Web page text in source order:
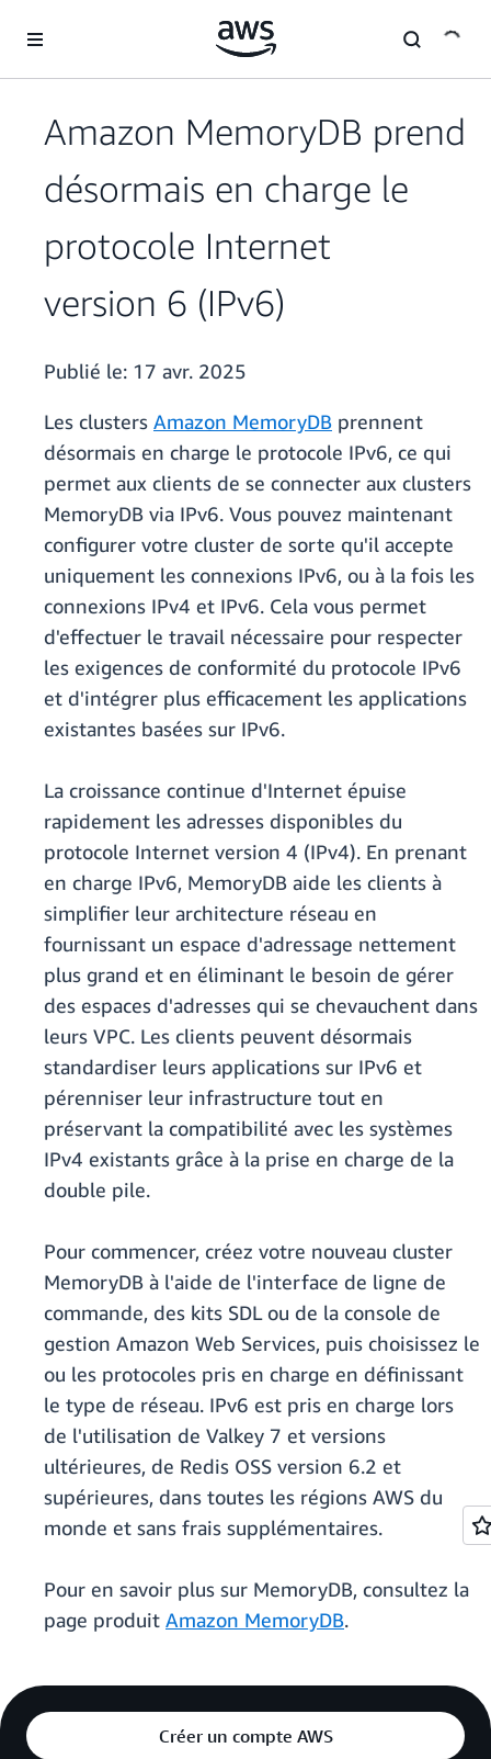
Amazon MemoryDB prend
désormais en charge le
protocole Internet
version 6 (IPv6)
Publié le: 17 avr. 2025
Les clusters Amazon MemoryDB prennent
désormais en charge le protocole IPv6, ce qui
permet aux clients de se connecter aux clusters
MemoryDB via IPv6. Vous pouvez maintenant
configurer votre cluster de sorte qu'il accepte
uniquement les connexions IPv6, ou à la fois les
connexions IPv4 et IPv6. Cela vous permet
d'effectuer le travail nécessaire pour respecter
les exigences de conformité du protocole IPv6
et d'intégrer plus efficacement les applications
existantes basées sur IPv6.
La croissance continue d'Internet épuise
rapidement les adresses disponibles du
protocole Internet version 4 (IPv4). En prenant
en charge IPv6, MemoryDB aide les clients à
simplifier leur architecture réseau en
fournissant un espace d'adressage nettement
plus grand et en éliminant le besoin de gérer
des espaces d'adresses qui se chevauchent dans
leurs VPC. Les clients peuvent désormais
standardiser leurs applications sur IPv6 et
pérenniser leur infrastructure tout en
préservant la compatibilité avec les systèmes
IPv4 existants grâce à la prise en charge de la
double pile.
Pour commencer, créez votre nouveau cluster
MemoryDB à l'aide de l'interface de ligne de
commande, des kits SDL ou de la console de
gestion Amazon Web Services, puis choisissez le
ou les protocoles pris en charge en définissant
le type de réseau. IPv6 est pris en charge lors
de l'utilisation de Valkey 7 et versions
ultérieures, de Redis OSS version 6.2 et
supérieures, dans toutes les régions AWS du
monde et sans frais supplémentaires.
Pour en savoir plus sur MemoryDB, consultez la
page produit Amazon MemoryDB.
Créer un compte AWS